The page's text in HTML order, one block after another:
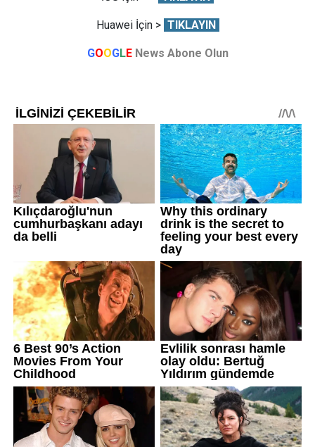
Huawei İçin > TIKLAYIN
GOOGLE News Abone Olun